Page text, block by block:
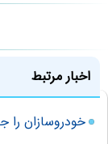
اخبار مرتبط
خودروسازان را